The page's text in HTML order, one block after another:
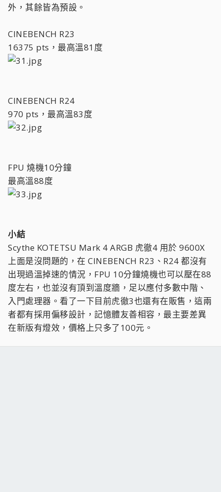
外，其餘皆為預設。
CINEBENCH R23
16375 pts，最高溫81度
CINEBENCH R24
970 pts，最高溫83度
FPU 燒機10分鐘
最高溫88度
小結
Scythe KOTETSU Mark 4 ARGB 虎徹4 用於 9600X
上面是沒問題的，在 CINEBENCH R23、R24 都沒有
出現過溫掉速的情況，FPU 10分鐘燒機也可以壓在88
度左右，也並沒有頂到溫度牆，足以應付多數中階、
入門處理器。看了一下目前虎徹3也還有在販售，這兩
者都有採用偏移設計，記憶體友善相容，最主要差異
在新版有燈效，價格上只多了100元。